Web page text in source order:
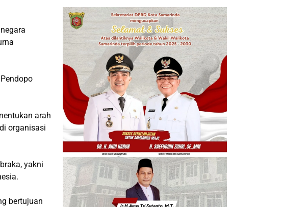
arah
organisasi
yakni
bertujuan